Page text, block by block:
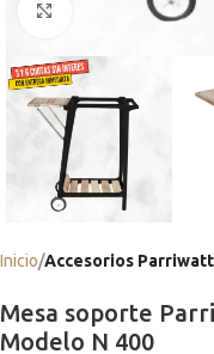
Click to enlarge
Inicio Accesorios Parriwatt
Mesa soporte
Modelo N 400